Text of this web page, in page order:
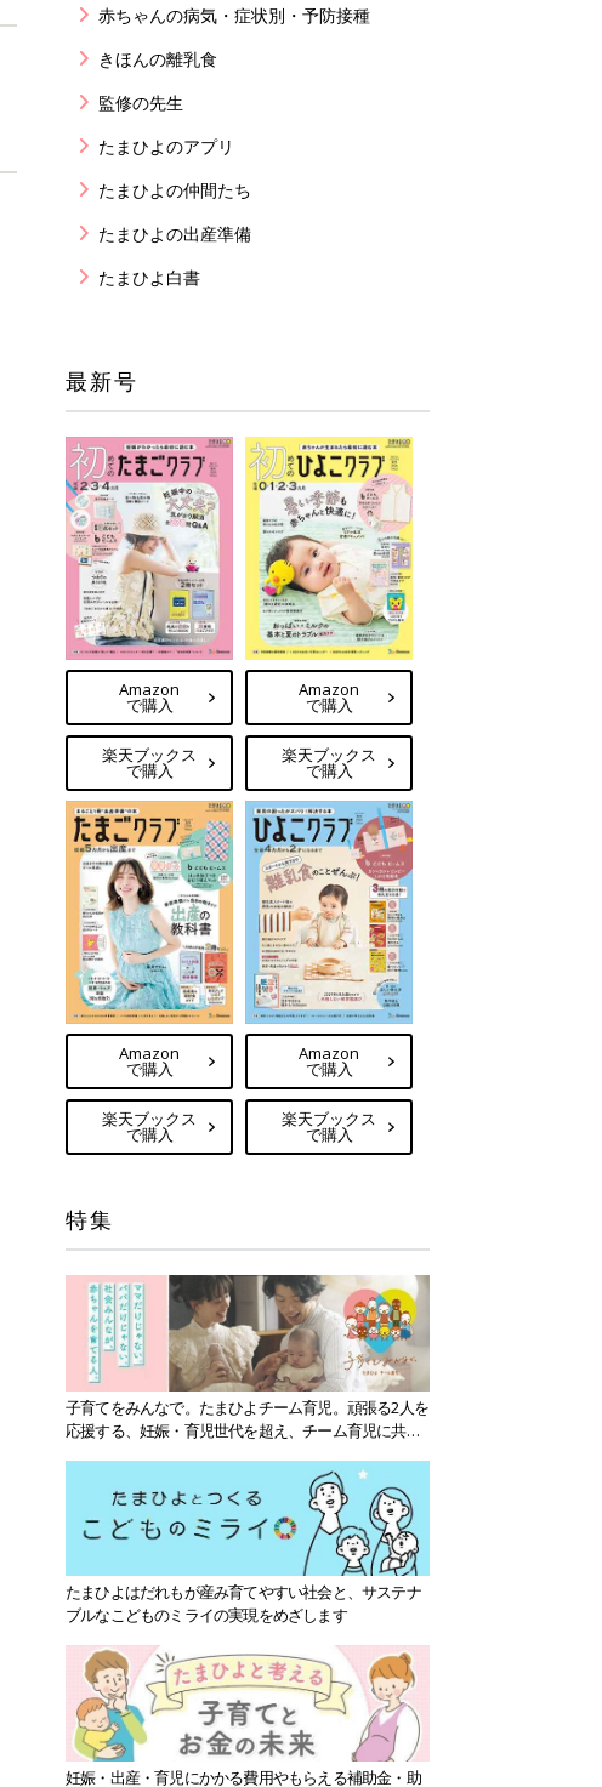
赤ちゃんの病気・症状別・予防接種
きほんの離乳食
監修の先生
たまひよのアプリ
たまひよの仲間たち
たまひよの出産準備
たまひよ白書
最新号
Amazon
で購入
楽天ブックス
で購入
Amazon
で購入
楽天ブックス
で購入
Amazon
で購入
楽天ブックス
で購入
Amazon
で購入
楽天ブックス
で購入
特集
子育てをみんなで。たまひよチーム育児。頑張る2人を
応援する、妊娠・育児世代を超え、チーム育児に共感
たまひよはだれもが産み育てやすい社会と、サステナ
ブルなこどものミライの実現をめざします
妊娠・出産・育児にかかる費用やもらえる補助金・助